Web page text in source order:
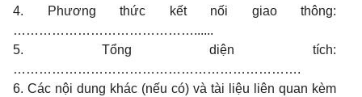
4. Phương thức kết nối giao thông:
……………………………………......
5. Tổng diện tích:
………………………………………………………….
6. Các nội dung khác (nếu có) và tài liệu liên quan kèm